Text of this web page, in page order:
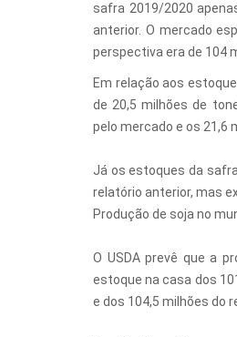
safra 2019/2020
anterior. O mercado
perspectiva era de 104
Em relação aos
de 20,5 milhões de
pelo mercado e os 21,6
Já os estoques da
relatório anterior, mas
Produção de soja no
O USDA prevê que a
estoque na casa dos
e dos 104,5 milhões do